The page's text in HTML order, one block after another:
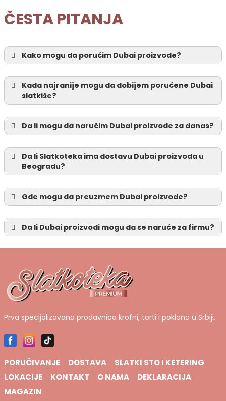
ČESTA PITANJA
Kako mogu da poručim Dubai proizvode?
Kada najranije mogu da dobijem poručene Dubai
slatkiše?
Da li mogu da naručim Dubai proizvode za danas?
Da li Slatkoteka ima dostavu Dubai proizvoda u
Beogradu?
Gde mogu da preuzmem Dubai proizvode?
Da li Dubai proizvodi mogu da se naruče za firmu?
Prva specijalizovana prodavnica krofni, torti i poklona u Srbiji.
PORUČIVANJE DOSTAVA
SLATKI STO I KETERING
LOKACIJE
KONTAKT O NAMA
DEKLARACIJA
MAGAZIN